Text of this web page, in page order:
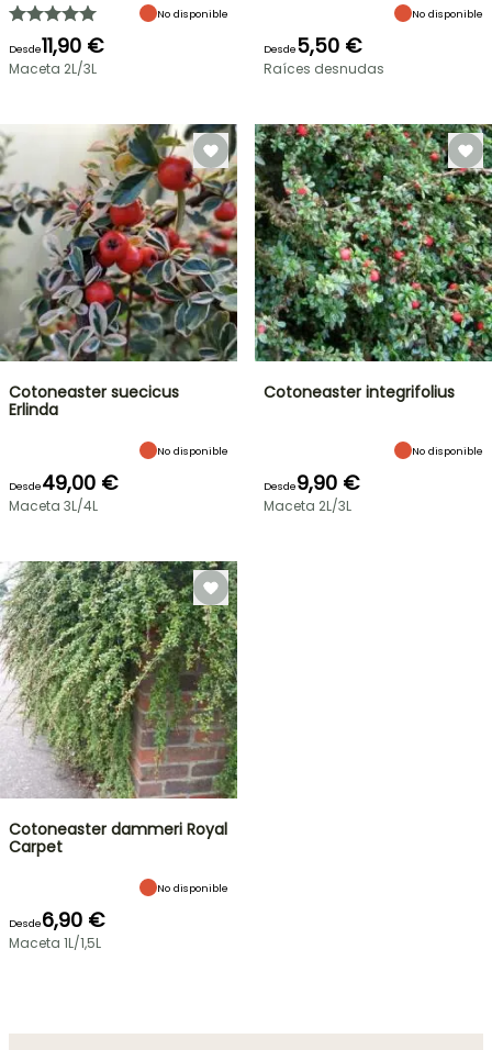
No disponible
Desde11,90 €
Maceta 2L/3L
No disponible
Desde5,50 €
Raíces desnudas
Cotoneaster suecicus
Erlinda
No disponible
Desde49,00 €
Maceta 3L/4L
Cotoneaster integrifolius
No disponible
Desde9,90 €
Maceta 2L/3L
Cotoneaster dammeri Royal
Carpet
No disponible
Desde6,90 €
Maceta 1L/1,5L